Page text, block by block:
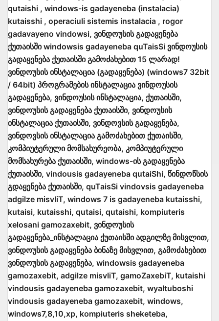
qutaishi , windows-is gadayeneba (instalacia)
kutaisshi , operaciuli sistemis instalacia , rogor
gadavayeno vindowsi, ვინდოუსის გადაყენება
ქუთაისში windowsis gadayeneba quTaisSi ვინდოუსის
გადაყენება ქუთაისში გამოძახებით 15 ლარად!
ვინდოუსის ინსტალაცია (გადაყენება) (windows7 32bit
/ 64bit) პროგრამების ინსტალაცია ვინდოუსის
გადაყენება, ვინდოუსის ინსტალაცია, ქუთაისში,
ვინდოუსის გადაყენება ქუთაისში, ვინდოუსის
ინსტალაცია ქუთაისში, ვინდოვსის გადაყენება,
ვინდოვსის ინსტალაცია გამოძახებით ქუთაისში,
კომპიუტერული მომსახურეობა, კომპიუტერული
მომსახურება ქუთაისში, windows-ის გადაყენება
ქუთაისში, vindousis gadayeneba qutaiShi, წინდოწსის
გდაყენება ქუთაისში, quTaisSi vindovsis gadayeneba
adgilze misvliT, windows 7 is gadayeneba kutaisshi,
kutaisi, kutaisshi, qutaisi, qutaishi, kompiuteris
xelosani gamozaxebit, ვინდოუსის
გადაყენება_ინსტალაცია ქუთაისში ადგილზე მისვლით,
ვინდოუსის გადაყენება ბინაზე მისვლით, გამოძახებით
ვინდოუსის გადაყენება, windowsis gadayeneba
gamozaxebit, adgilze misvliT, gamoZaxebiT, kutaishi
vindousis gadayeneba gamozaxebit, wyaltuboshi
vindousis gadayeneba gamozaxebit, windows,
windows7,8,10,xp, kompiuteris sheketeba,